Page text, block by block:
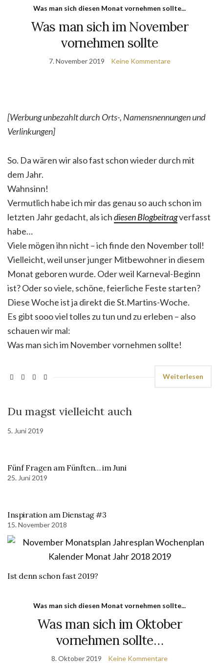
Was man sich diesen Monat vornehmen sollte...
Was man sich im November
vornehmen sollte
7. November 2019 Keine Kommentare
[Werbung unbezahlt durch Orts-, Namensnennungen und
Verlinkungen]
So. Da wären wir also fast schon wieder durch mit
dem Jahr.
Wahnsinn!
Vermutlich habe ich mir das genau so auch schon im
letzten Jahr gedacht, als ichdiesen Blogbeitragverfasst
habe…
Viele mögen ihn nicht – ich finde den November toll!
Vielleicht, weil unser junger Mitbewohner in diesem
Monat geboren wurde. Oder weil Karneval-Beginn
ist? Oder so viele, schöne, feierliche Feste starten?
Diese Woche ist ja direkt die St.Martins-Woche.
Es gibt sooo viel tolles zu tun und zu erleben – also
schauen wir mal:
Was man sich im November vornehmen sollte!
Weiterlesen
Du magst vielleicht auch
5. Juni 2019
Fünf Fragen am Fünften… im Juni
25. Juni 2019
Inspiration am Dienstag #3
15. November 2018
Ist denn schon fast 2019?
Was man sich diesen Monat vornehmen sollte...
Was man sich im Oktober
vornehmen sollte…
8. Oktober 2019 Keine Kommentare